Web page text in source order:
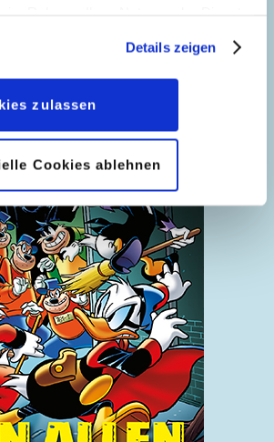
diese jederzeit in der
wieder widerrufen.
Details zeigen
zulassen
Cookies ablehnen